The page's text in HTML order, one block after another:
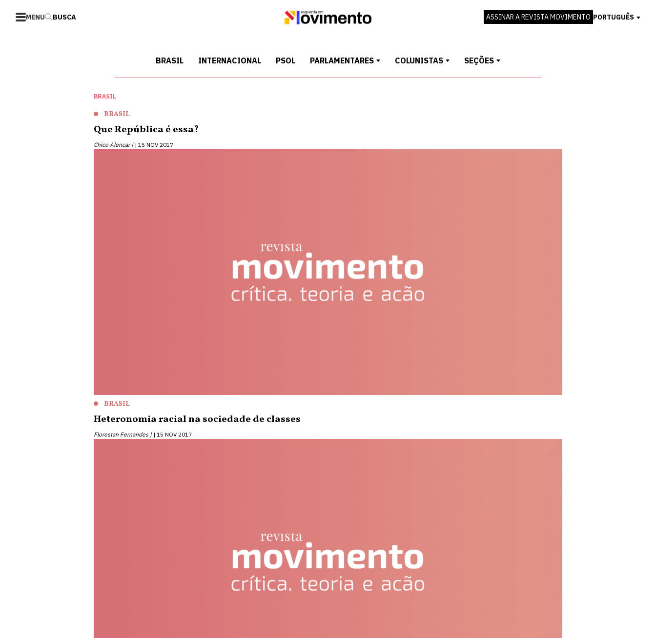
MENU BUSCA ASSINAR A REVISTA MOVIMENTO PORTUGUÊS
BRASIL INTERNACIONAL PSOL PARLAMENTARES COLUNISTAS SEÇÕES
BRASIL
BRASIL
Que República é essa?
Chico Alencar | 15 NOV 2017
BRASIL
Heteronomia racial na sociedade de classes
Florestan Fernandes | 15 NOV 2017